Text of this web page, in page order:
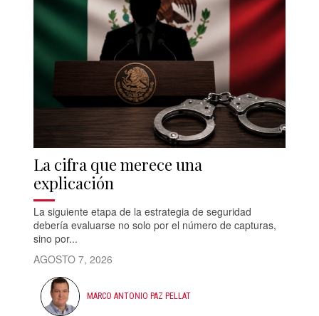
La cifra que merece una
explicación
La siguiente etapa de la estrategia de seguridad
debería evaluarse no solo por el número de capturas,
sino por...
AGOSTO 7, 2026
MARCO ANTONIO PAZ PELLAT